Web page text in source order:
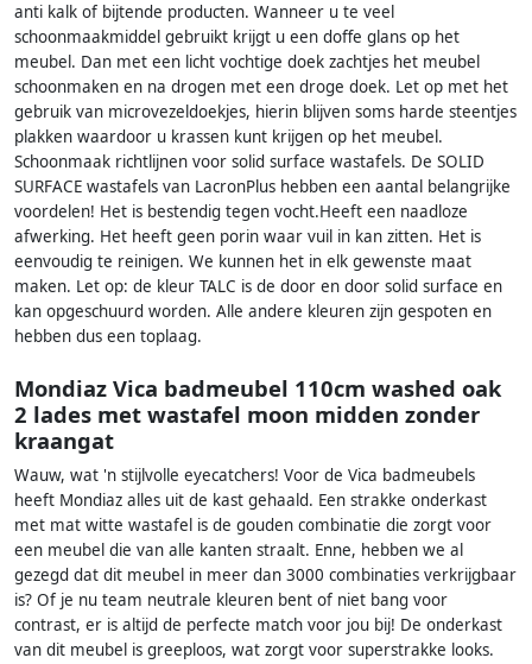
anti kalk of bijtende producten. Wanneer u te veel
schoonmaakmiddel gebruikt krijgt u een doffe glans op het
meubel. Dan met een licht vochtige doek zachtjes het meubel
schoonmaken en na drogen met een droge doek. Let op met het
gebruik van microvezeldoekjes, hierin blijven soms harde steentjes
plakken waardoor u krassen kunt krijgen op het meubel.
Schoonmaak richtlijnen voor solid surface wastafels. De SOLID
SURFACE wastafels van LacronPlus hebben een aantal belangrijke
voordelen! Het is bestendig tegen vocht.Heeft een naadloze
afwerking. Het heeft geen porin waar vuil in kan zitten. Het is
eenvoudig te reinigen. We kunnen het in elk gewenste maat
maken. Let op: de kleur TALC is de door en door solid surface en
kan opgeschuurd worden. Alle andere kleuren zijn gespoten en
hebben dus een toplaag.
Mondiaz Vica badmeubel 110cm washed oak
2 lades met wastafel moon midden zonder
kraangat
Wauw, wat 'n stijlvolle eyecatchers! Voor de Vica badmeubels
heeft Mondiaz alles uit de kast gehaald. Een strakke onderkast
met mat witte wastafel is de gouden combinatie die zorgt voor
een meubel die van alle kanten straalt. Enne, hebben we al
gezegd dat dit meubel in meer dan 3000 combinaties verkrijgbaar
is? Of je nu team neutrale kleuren bent of niet bang voor
contrast, er is altijd de perfecte match voor jou bij! De onderkast
van dit meubel is greeploos, wat zorgt voor superstrakke looks.